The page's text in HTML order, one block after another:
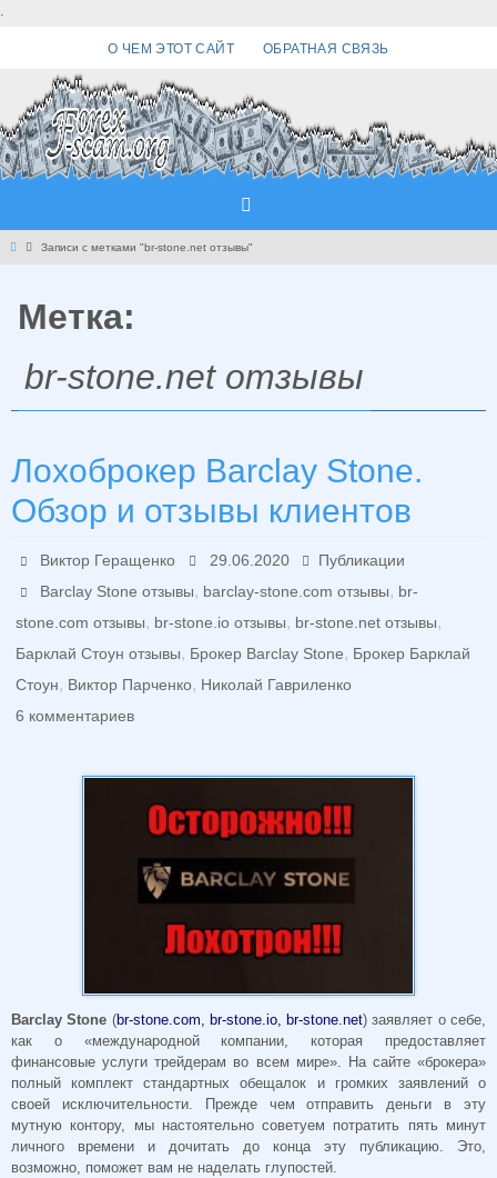
.
О ЧЕМ ЭТОТ САЙТ ОБРАТНАЯ СВЯЗЬ
Главная
Записи с метками "br-stone.net отзывы"
Метка:
br-stone.net отзывы
Лохоброкер Barclay Stone.
Обзор и отзывы клиентов
Виктор Геращенко 29.06.2020
Публикации
Barclay Stone отзывы, barclay-stone.com отзывы, br-
stone.com отзывы, br-stone.io отзывы, br-stone.net отзывы,
Барклай Стоун отзывы, Брокер Barclay Stone, Брокер Барклай
Стоун, Виктор Парченко, Николай Гавриленко
6 комментариев
Barclay Stone (br-stone.com, br-stone.io, br-stone.net) заявляет о себе,
как о «международной компании, которая предоставляет
финансовые услуги трейдерам во всем мире». На сайте «брокера»
полный комплект стандартных обещалок и громких заявлений о
своей исключительности. Прежде чем отправить деньги в эту
мутную контору, мы настоятельно советуем потратить пять минут
личного времени и дочитать до конца эту публикацию. Это,
возможно, поможет вам не наделать глупостей.